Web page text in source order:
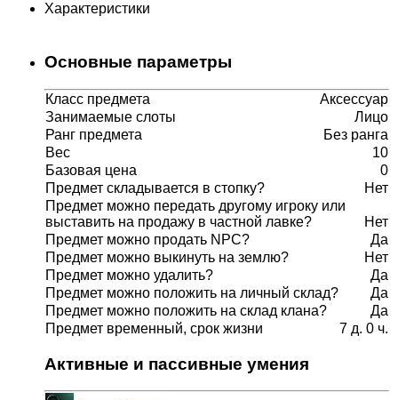
Характеристики
Основные параметры
Класс предмета
Аксессуар
Занимаемые слоты
Лицо
Ранг предмета
Без ранга
Вес
10
Базовая цена
0
Предмет складывается в стопку?
Нет
Предмет можно передать другому игроку или
выставить на продажу в частной лавке?
Нет
Предмет можно продать NPC?
Да
Предмет можно выкинуть на землю?
Нет
Предмет можно удалить?
Да
Предмет можно положить на личный склад?
Да
Предмет можно положить на склад клана?
Да
Предмет временный, срок жизни
7 д. 0 ч.
Активные и пассивные умения